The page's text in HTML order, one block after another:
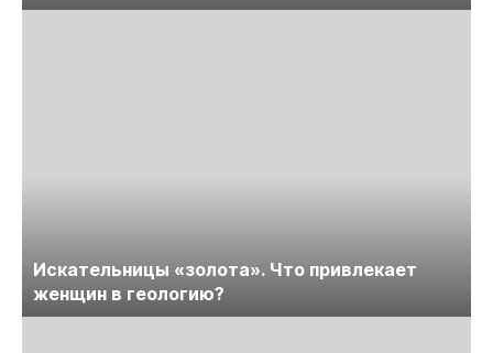
Искательницы «золота». Что привлекает
женщин в геологию?